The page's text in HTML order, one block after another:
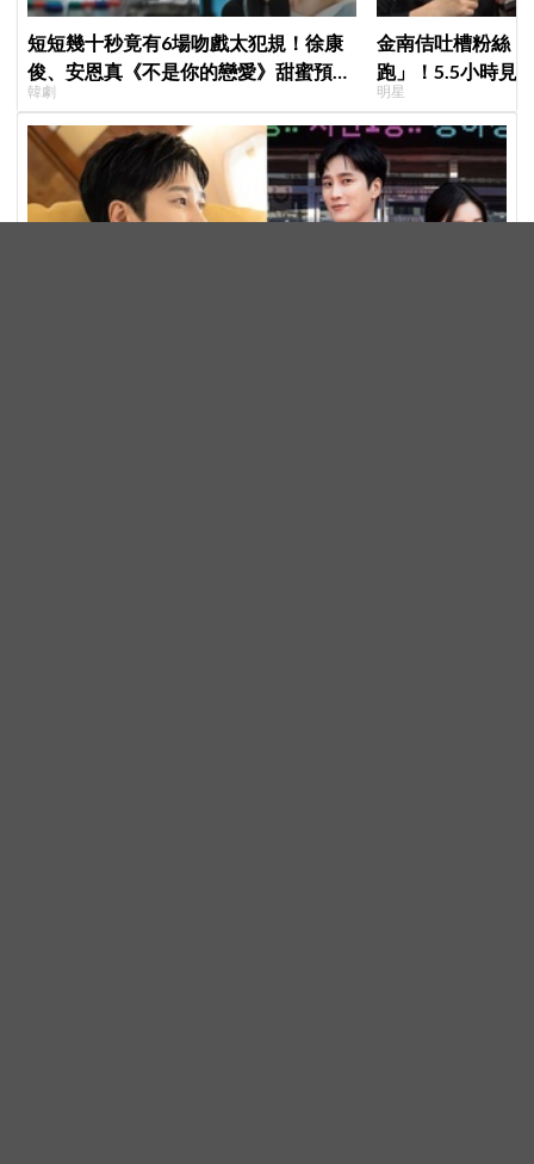
短短幾十秒竟有6場吻戲太犯規！徐康
俊、安恩真《不是你的戀愛》甜蜜預告
公開，網友直呼：太期待了！
韓劇
金南佶吐槽粉絲
跑」！5.5小時見
崩潰：以為完場
明星